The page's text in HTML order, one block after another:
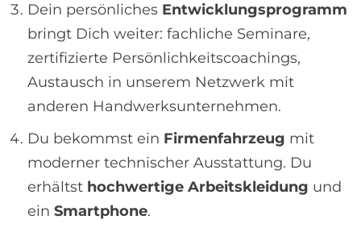
Dein persönliches Entwicklungsprogramm
bringt Dich weiter: fachliche Seminare,
zertifizierte Persönlichkeitscoachings,
Austausch in unserem Netzwerk mit
anderen Handwerksunternehmen.
Du bekommst ein Firmenfahrzeug mit
moderner technischer Ausstattung. Du
erhältst hochwertige Arbeitskleidung und
ein Smartphone.